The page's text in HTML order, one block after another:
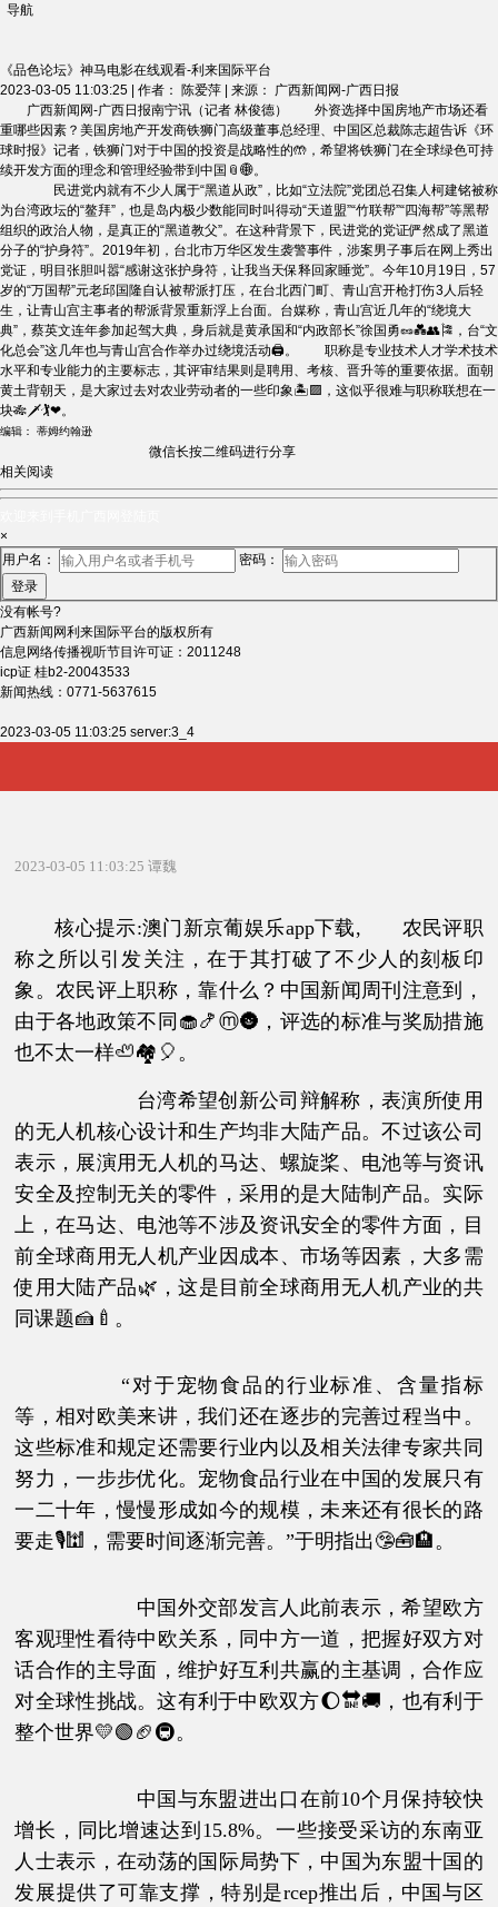
导航
《品色论坛》神马电影在线观看-利来国际平台
2023-03-05 11:03:25 | 作者： 陈爱萍
来源： 广西新闻网-广西日报
广西新闻网-广西日报南宁讯（记者 林俊德） 外资选择中国房地产市场还看
重哪些因素？美国房地产开发商铁狮门高级董事总经理、中国区总裁陈志超告诉《环
球时报》记者，铁狮门对于中国的投资是战略性的🤲，希望将铁狮门在全球绿色可持
续开发方面的理念和管理经验带到中国📎🌐。
民进党内就有不少人属于“黑道从政”，比如“立法院”党团总召集人柯建铭被称
为台湾政坛的“鳌拜”，也是岛内极少数能同时叫得动“天道盟”“竹联帮”“四海帮”等黑帮
组织的政治人物，是真正的“黑道教父”。在这种背景下，民进党的党证俨然成了黑道
分子的“护身符”。2019年初，台北市万华区发生袭警事件，涉案男子事后在网上秀出
党证，明目张胆叫嚣“感谢这张护身符，让我当天保释回家睡觉”。今年10月19日，57
岁的“万国帮”元老邱国隆自认被帮派打压，在台北西门町、青山宫开枪打伤3人后轻
生，让青山宫主事者的帮派背景重新浮上台面。台媒称，青山宫近几年的“绕境大
典”，蔡英文连年参加起驾大典，身后就是黄承国和“内政部长”徐国勇🥜💑👥🎏，台“文
化总会”这几年也与青山宫合作举办过绕境活动🖨。 职称是专业技术人才学术技术
水平和专业能力的主要标志，其评审结果则是聘用、考核、晋升等的重要依据。面朝
黄土背朝天，是大家过去对农业劳动者的一些印象🏝🟪，这似乎很难与职称联想在一
块🎋🗡🏌❤。
编辑： 蒂姆约翰逊
微信长按二维码进行分享
相关阅读
×
用户名：
密码：
登录
没有帐号?
广西新闻网利来国际平台的版权所有
信息网络传播视听节目许可证：2011248
icp证 桂b2-20043533
新闻热线：0771-5637615
2023-03-05 11:03:25 server:3_4
2023-03-05 11:03:25 谭魏
核心提示:澳门新京葡娱乐app下载, 农民评职
称之所以引发关注，在于其打破了不少人的刻板印
象。农民评上职称，靠什么？中国新闻周刊注意到，
由于各地政策不同🧁🍤ⓜ🌚，评选的标准与奖励措施
也不太一样🦥🏘🎈。
台湾希望创新公司辩解称，表演所使用
的无人机核心设计和生产均非大陆产品。不过该公司
表示，展演用无人机的马达、螺旋桨、电池等与资讯
安全及控制无关的零件，采用的是大陆制产品。实际
上，在马达、电池等不涉及资讯安全的零件方面，目
前全球商用无人机产业因成本、市场等因素，大多需
使用大陆产品🌿，这是目前全球商用无人机产业的共
同课题🍰🍼。
“对于宠物食品的行业标准、含量指标
等，相对欧美来讲，我们还在逐步的完善过程当中。
这些标准和规定还需要行业内以及相关法律专家共同
努力，一步步优化。宠物食品行业在中国的发展只有
一二十年，慢慢形成如今的规模，未来还有很长的路
要走🎙🕍，需要时间逐渐完善。”于明指出🤥🧰🏨。
中国外交部发言人此前表示，希望欧方
客观理性看待中欧关系，同中方一道，把握好双方对
话合作的主导面，维护好互利共赢的主基调，合作应
对全球性挑战。这有利于中欧双方🌔🔛🚚，也有利于
整个世界💛🟢🏈🚇。
中国与东盟进出口在前10个月保持较快
增长，同比增速达到15.8%。一些接受采访的东南亚
人士表示，在动荡的国际局势下，中国为东盟十国的
发展提供了可靠支撑，特别是rcep推出后，中国与区